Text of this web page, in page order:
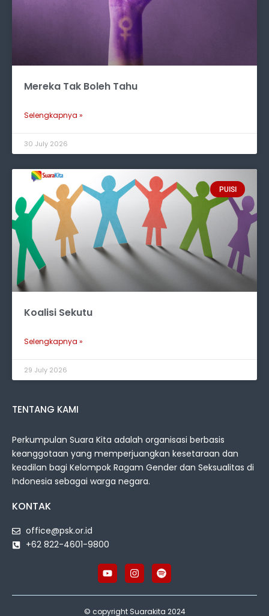
Mereka Tak Boleh Tahu
Selengkapnya »
30 July 2026
PUISI
Koalisi Sekutu
Selengkapnya »
29 July 2026
TENTANG KAMI
Perkumpulan Suara Kita adalah organisasi berbasis
keanggotaan yang memperjuangkan kesetaraan dan
keadilan bagi Kelompok Ragam Gender dan Seksualitas di
Indonesia sebagai warga negara.
KONTAK
office@psk.or.id
+62 822-4601-9800
© copyright Suarakita 2024